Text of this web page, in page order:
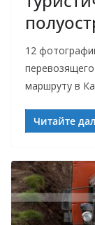
12
маршруту в
Читайте